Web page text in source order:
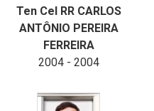
Ten Cel RR CARLOS
ANTÔNIO PEREIRA
FERREIRA
2004 - 2004